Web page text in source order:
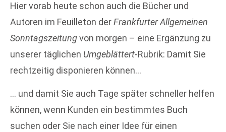
Hier vorab heute schon auch die Bücher und
Autoren im Feuilleton derFrankfurter Allgemeinen
Sonntagszeitungvon morgen – eine Ergänzung zu
unserer täglichen Umgeblättert-Rubrik: Damit Sie
rechtzeitig disponieren können…
… und damit Sie auch Tage später schneller helfen
können, wenn Kunden ein bestimmtes Buch
suchen oder Sie nach einer Idee für einen